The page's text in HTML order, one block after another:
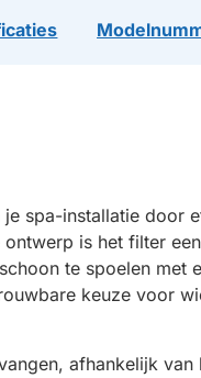
spa-installatie door
is het filter
te spoelen met
keuze voor
afhankelijk